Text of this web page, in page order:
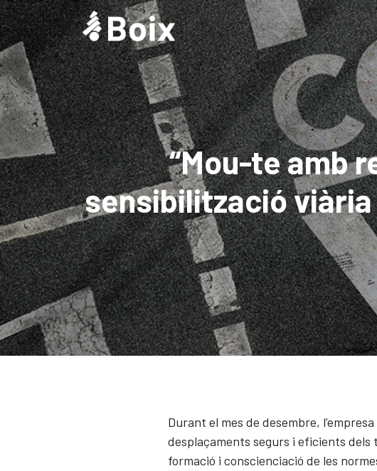
“Mou-te amb
sensibilització
Durant el mes de desembre,
desplaçaments segurs i eficients dels
formació i conscienciació de les